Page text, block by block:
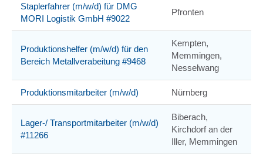
Staplerfahrer (m/w/d) für DMG
MORI Logistik GmbH #9022
Pfronten
Produktionshelfer (m/w/d) für den
Bereich Metallverabeitung #9468
Kempten,
Memmingen,
Nesselwang
Produktionsmitarbeiter (m/w/d) Nürnberg
Lager-/ Transportmitarbeiter (m/w/d)
#11266
Biberach,
Kirchdorf an der
Iller, Memmingen